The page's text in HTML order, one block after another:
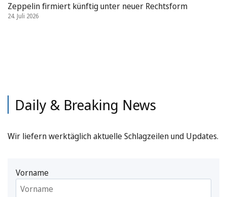
Zeppelin firmiert künftig unter neuer Rechtsform
24. Juli 2026
Daily & Breaking News
Wir liefern werktäglich aktuelle Schlagzeilen und Updates.
Vorname